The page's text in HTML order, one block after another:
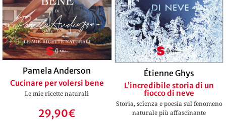
Pamela Anderson
Cucinare per volersi bene
Le mie ricette naturali
29,90€
Étienne Ghys
L’incredibile storia di un
fiocco di neve
Storia, scienza e poesia sul fenomeno
naturale più affascinante